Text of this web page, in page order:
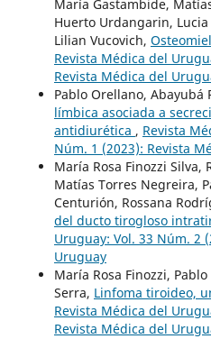
María Gastambide,
Huerto Urdangarin,
Lilian Vucovich,
Revista Médica del
Revista Médica del
Pablo Orellano, Abayubá
límbica asociada a
antidiurética , Revista
Núm. 1 (2023): Revista
María Rosa Finozzi Silva,
Matías Torres Negreira,
Centurión, Rossana
del ducto tirogloso
Uruguay: Vol. 33 Núm. 2
Uruguay
María Rosa Finozzi,
Serra, Linfoma tiroideo,
Revista Médica del
Revista Médica del